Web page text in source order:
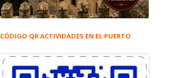
CÓDIGO QR ACTIVIDADES EN EL PUERTO